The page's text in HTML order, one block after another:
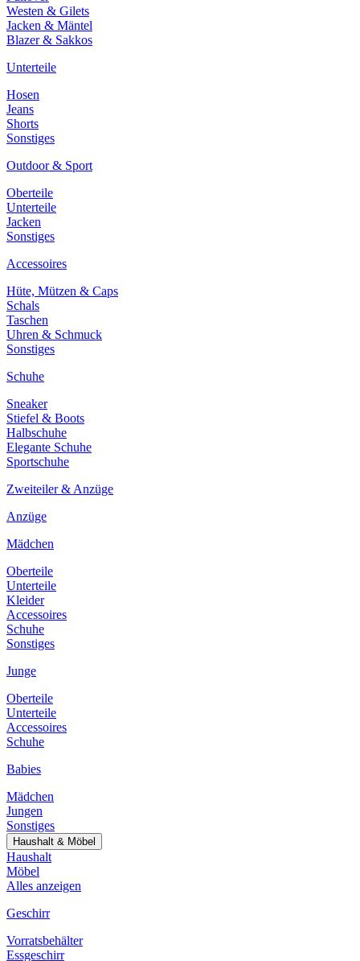
Westen & Gilets
Jacken & Mäntel
Blazer & Sakkos
Unterteile
Hosen
Jeans
Shorts
Sonstiges
Outdoor & Sport
Oberteile
Unterteile
Jacken
Sonstiges
Accessoires
Hüte, Mützen & Caps
Schals
Taschen
Uhren & Schmuck
Sonstiges
Schuhe
Sneaker
Stiefel & Boots
Halbschuhe
Elegante Schuhe
Sportschuhe
Zweiteiler & Anzüge
Anzüge
Mädchen
Oberteile
Unterteile
Kleider
Accessoires
Schuhe
Sonstiges
Junge
Oberteile
Unterteile
Accessoires
Schuhe
Babies
Mädchen
Jungen
Sonstiges
Haushalt & Möbel
Haushalt
Möbel
Alles anzeigen
Geschirr
Vorratsbehälter
Essgeschirr